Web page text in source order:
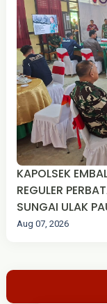
KAPOLSEK
REGULER
SUNGAI ULAK
Aug 07, 2026